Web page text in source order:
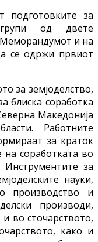
подготовките за
од двете
Меморандумот и на
се одржи првиот
за земјоделство,
блиска соработка
Македонија
Работните
за краток
соработката во
за
науки,
производство и
производи,
во сточарството,
како и